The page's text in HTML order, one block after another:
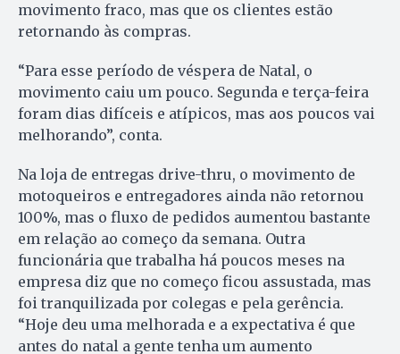
movimento fraco, mas que os clientes estão
retornando às compras.
“Para esse período de véspera de Natal, o
movimento caiu um pouco. Segunda e terça-feira
foram dias difíceis e atípicos, mas aos poucos vai
melhorando”, conta.
Na loja de entregas drive-thru, o movimento de
motoqueiros e entregadores ainda não retornou
100%, mas o fluxo de pedidos aumentou bastante
em relação ao começo da semana. Outra
funcionária que trabalha há poucos meses na
empresa diz que no começo ficou assustada, mas
foi tranquilizada por colegas e pela gerência.
“Hoje deu uma melhorada e a expectativa é que
antes do natal a gente tenha um aumento